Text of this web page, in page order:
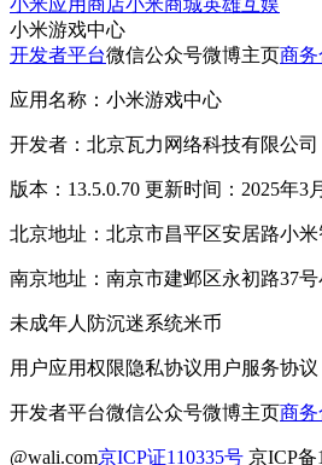
小米游戏中心
开发者平台微信公众号微博主页商
应用名称：小米游戏中心
开发者：北京瓦力网络科技有限公司
版本：13.5.0.70 更新时间：2025年3
北京地址：北京市昌平区安居路小米
南京地址：南京市建邺区永初路37
未成年人防沉迷系统米币
用户应用权限隐私协议用户服务协议
开发者平台微信公众号微博主页商
@wali.com京ICP证110335号 京ICP备